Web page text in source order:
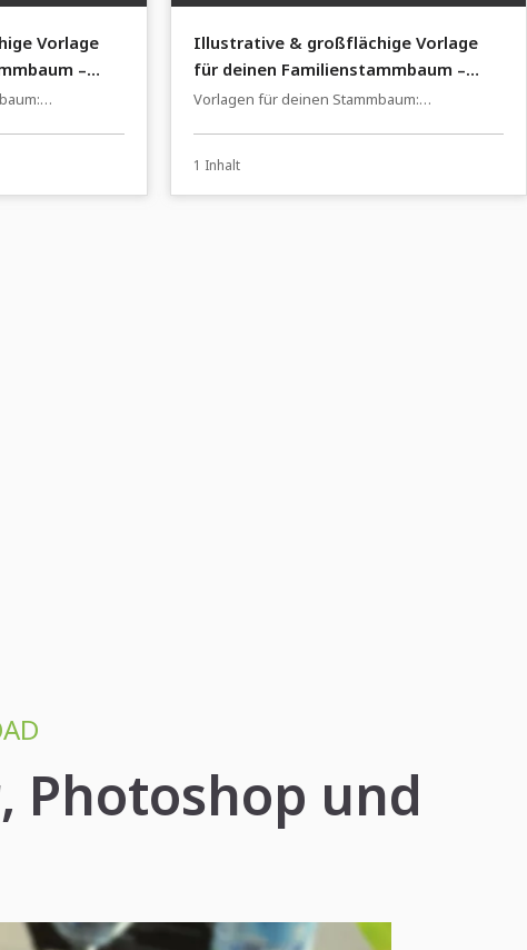
Vorlage
–
Illustrative & großflächige Vorlage
für deinen Familienstammbaum –
historisch anmutende Schwarz-Weiß-
Vorlagen für deinen Stammbaum:
1 Inhalt
und